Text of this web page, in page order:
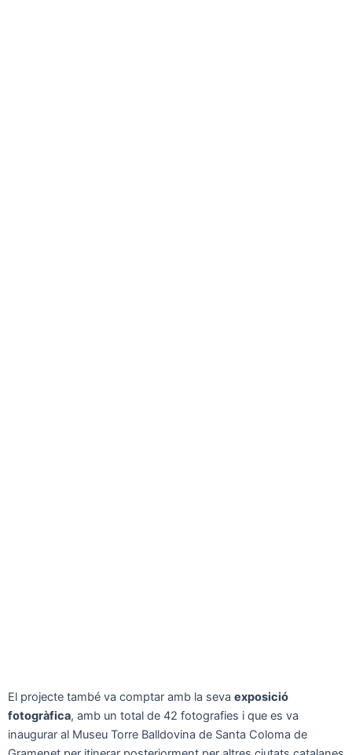
El projecte també va comptar amb la seva exposició
fotogràfica, amb un total de 42 fotografies i que es va
inaugurar al Museu Torre Balldovina de Santa Coloma de